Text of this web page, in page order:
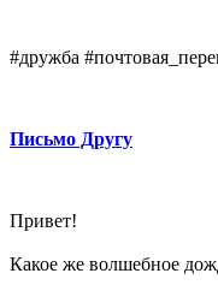
#дружба
Письмо Другу
Привет!
Какое же волшебное